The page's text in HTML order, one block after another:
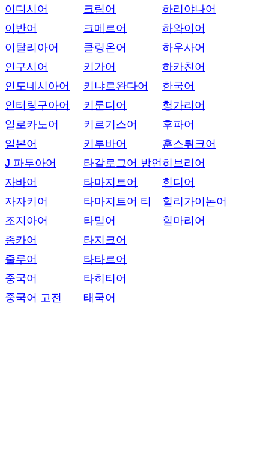
이디시어
이반어
이탈리아어
인구시어
인도네시아어
인터링구아어
일로카노어
일본어
J 파투아어
자바어
자자키어
조지아어
종카어
줄루어
중국어
중국어 고전
크림어
크메르어
클링온어
키가어
키냐르완다어
키룬디어
키르기스어
키투바어
타갈로그어 방언
타마지트어
타마지트어 티
타밀어
타지크어
타타르어
타히티어
태국어
하리야나어
하와이어
하우사어
하카친어
한국어
헝가리어
후파어
훈스뤼크어
히브리어
힌디어
힐리가이논어
힐마리어